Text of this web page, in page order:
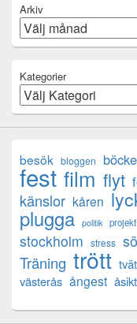
Arkiv
Kategorier
besök bloggen
fest film flyt
känslor kåren
plugga politik projekt
stockholm stress
Träning trött
västerås ångest